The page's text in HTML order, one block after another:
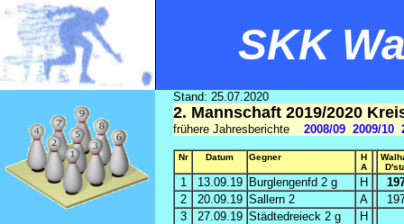
SKK
Stand: 25.07.2020
2. Mannschaft 2019/2020
frühere Jahresberichte 2008/09 2009/10
Nr Datum Gegner
H
A
1 13.09.19 Burglengenfd 2 g H
2
20.09.19 Sallern 2 A
3
27.09.19 Städtedreieck 2 g
H